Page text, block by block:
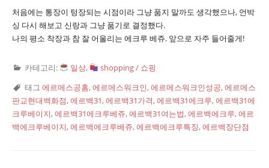
처음에는 통장이 텅장되는 시점이라 그냥 품지 말까도 생각했으나, 언박
싱 다시 해보고 신랑과 그냥 품기로 결정했다.
나의 평소 착장과 참 잘 어울리는 에크루 베쥬. 앞으로 자주 들어줄게!
카테고리: 일상,
shopping / 쇼핑
태그 에르메스공홈,에르메스워크인,에르메스워크인성공,에르메스
판교현대백화점,에르백31,에르백31가격,에르백31에크루,에르백31에
크루베이지,에르백31에크루베쥬,에르백31여는법,에르백에크루,에르
백에크루베이지,에르백에크루베쥬,에르백에크루특징,에르백장단점